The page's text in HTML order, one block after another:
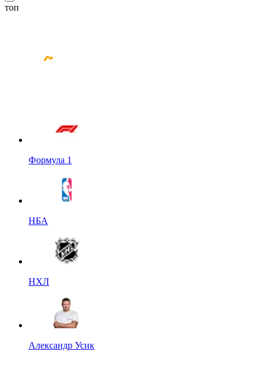
топ
Формула 1
НБА
НХЛ
Александр Усик